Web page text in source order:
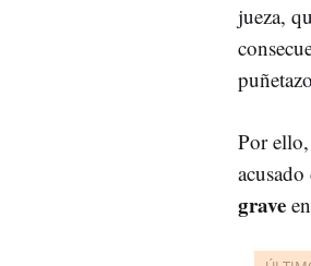
jueza,
Por
grave